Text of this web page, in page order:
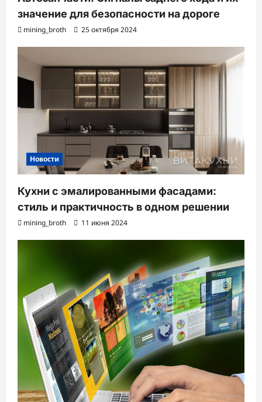
значение для безопасности на дороге
mining_broth 25 октября 2024
Новости
Кухни с эмалированными фасадами:
стиль и практичность в одном решении
mining_broth 11 июня 2024